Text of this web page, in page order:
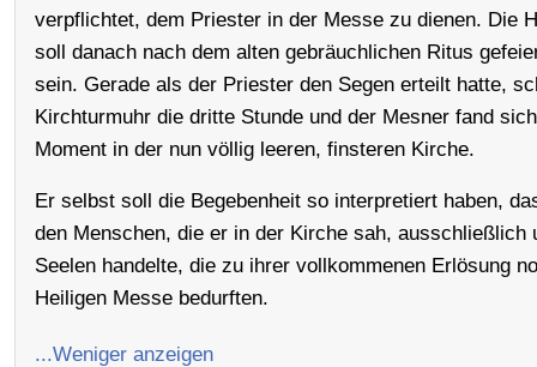
verpflichtet, dem Priester in der Messe zu dienen. Die
soll danach nach dem alten gebräuchlichen Ritus
sein. Gerade als der Priester den Segen erteilt hatte,
Kirchturmuhr die dritte Stunde und der Mesner fand
Moment in der nun völlig leeren, finsteren Kirche.
Er selbst soll die Begebenheit so interpretiert haben,
den Menschen, die er in der Kirche sah, ausschließlich
Seelen handelte, die zu ihrer vollkommenen Erlösung
Heiligen Messe bedurften.
...Weniger anzeigen